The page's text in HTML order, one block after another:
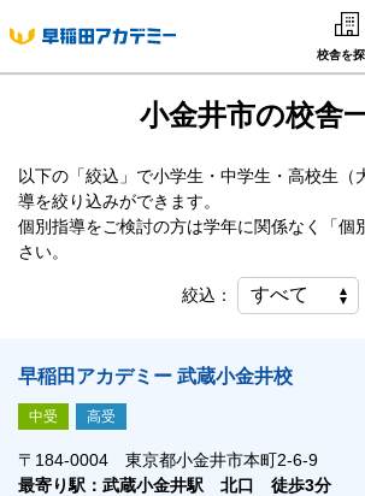
校舎を
中学受験
高校受験
大学受験
英語教室
小金井市の校舎
以下の「絞込」で小学生・中学生・高校生（
導を絞り込みができます。
個別指導をご検討の方は学年に関係なく「個
さい。
絞込：
早稲田アカデミー 武蔵小金井校
中受 高受
〒184-0004 東京都小金井市本町2-6-9
最寄り駅：武蔵小金井駅 北口 徒歩3分